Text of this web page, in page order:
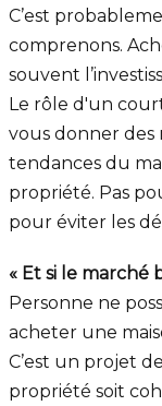
C’est
comprenons.
souvent
Le rôle d'un
vous donner des
tendances du
propriété. Pas
pour éviter les
« Et si le marché
Personne ne
acheter une
C’est un projet
propriété soit